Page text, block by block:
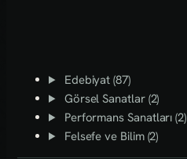
Edebiyat (87)
Görsel Sanatlar (2)
Performans Sanatları (2)
Felsefe ve Bilim (2)